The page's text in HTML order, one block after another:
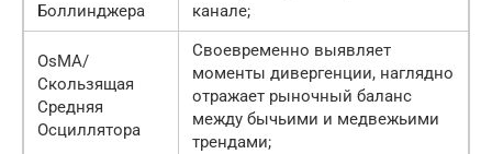
Боллинджера
канале;
OsMA/
Скользящая
Средняя
Осциллятора
Своевременно выявляет
моменты дивергенции, наглядно
отражает рыночный баланс
между бычьими и медвежьими
трендами;